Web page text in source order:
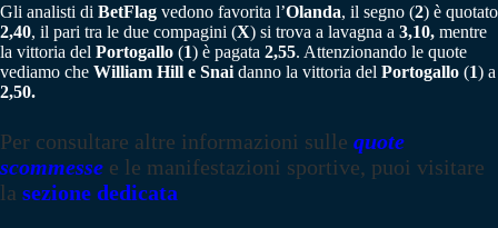
Gli analisti di BetFlag vedono favorita l’Olanda, il segno (2) è quotato
2,40, il pari tra le due compagini (X) si trova a lavagna a 3,10, mentre
la vittoria del Portogallo (1) è pagata 2,55. Attenzionando le quote
vediamo che William Hill e Snai danno la vittoria del Portogallo (1) a
2,50.
Per consultare altre informazioni sulle quote
scommesse e le manifestazioni sportive, puoi visitare
la sezione dedicata